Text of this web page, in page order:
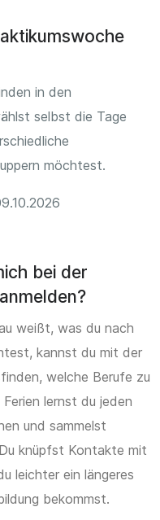
in den
selbst die Tage
möchtest.
bei der
weißt, was du nach
kannst du mit der
welche Berufe zu
lernst du jeden
und sammelst
knüpfst Kontakte mit
leichter ein längeres
bekommst.